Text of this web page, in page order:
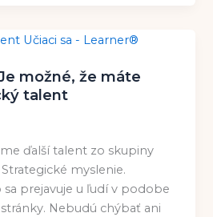
možné, že máte
talent
ďalší talent zo skupiny
myslenie.
sa prejavuje u ľudí v podobe
Nebudú chýbať ani